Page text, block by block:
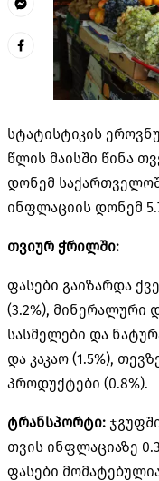
სტატისტიკის
წლის მაისში წინა
დონემ
ინფლაციის დონემ
თვიურ ჭრილში:
ფასები გაიზარდა
(3.2%),
სასმელები და
და კაკაო (1.5%),
პროდუქტები (0.8%).
ტრანსპორტი:
თვის ინფლაციაზე
ფასები